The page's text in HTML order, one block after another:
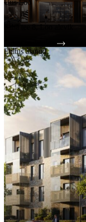
Uus Loo
Saha tee 8, Loo alevik
Ehitus alanud
Uudised ja blogi